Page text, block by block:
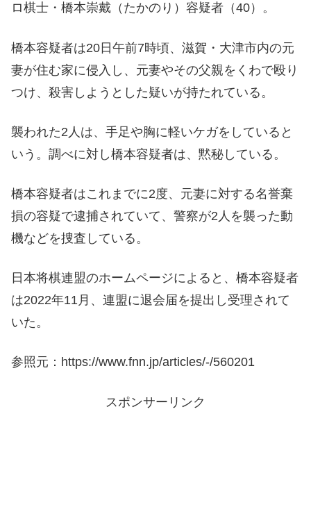
ロ棋士・橋本崇戴（たかのり）容疑者（40）。
橋本容疑者は20日午前7時頃、滋賀・大津市内の元
妻が住む家に侵入し、元妻やその父親をくわで殴り
つけ、殺害しようとした疑いが持たれている。
襲われた2人は、手足や胸に軽いケガをしていると
いう。調べに対し橋本容疑者は、黙秘している。
橋本容疑者はこれまでに2度、元妻に対する名誉棄
損の容疑で逮捕されていて、警察が2人を襲った動
機などを捜査している。
日本将棋連盟のホームページによると、橋本容疑者
は2022年11月、連盟に退会届を提出し受理されて
いた。
参照元：https://www.fnn.jp/articles/-/560201
スポンサーリンク